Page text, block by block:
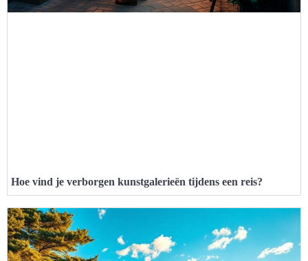
Hoe vind je verborgen kunstgalerieën tijdens een reis?